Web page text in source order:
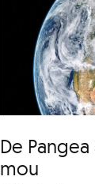
De
mou